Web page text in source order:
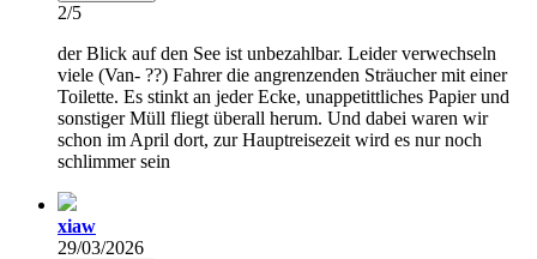
2/5
der Blick auf den See ist unbezahlbar. Leider verwechseln
viele (Van- ??) Fahrer die angrenzenden Sträucher mit einer
Toilette. Es stinkt an jeder Ecke, unappetittliches Papier und
sonstiger Müll fliegt überall herum. Und dabei waren wir
schon im April dort, zur Hauptreisezeit wird es nur noch
schlimmer sein
xiaw
29/03/2026